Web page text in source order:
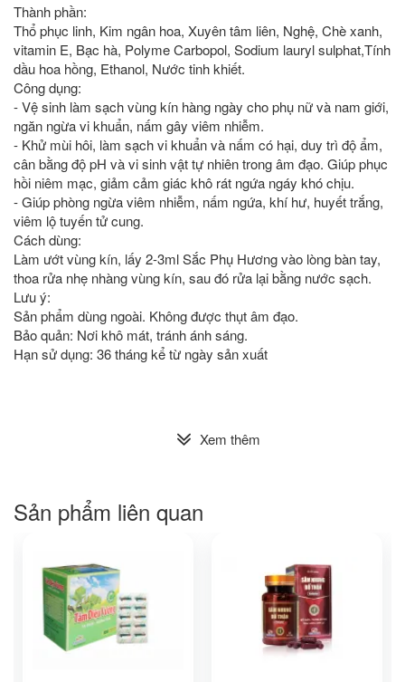
Thành phần:
Thổ phục linh, Kim ngân hoa, Xuyên tâm liên, Nghệ, Chè xanh,
vitamin E, Bạc hà, Polyme Carbopol, Sodium lauryl sulphat,Tính
dầu hoa hồng, Ethanol, Nước tinh khiết.
Công dụng:
- Vệ sinh làm sạch vùng kín hàng ngày cho phụ nữ và nam giới,
ngăn ngừa vi khuẩn, nấm gây viêm nhiễm.
- Khử mùi hôi, làm sạch vi khuẩn và nấm có hại, duy trì độ ẩm,
cân bằng độ pH và vi sinh vật tự nhiên trong âm đạo. Giúp phục
hồi niêm mạc, giảm cảm giác khô rát ngứa ngáy khó chịu.
- Giúp phòng ngừa viêm nhiễm, nấm ngứa, khí hư, huyết trắng,
viêm lộ tuyến tử cung.
Cách dùng:
Làm ướt vùng kín, lấy 2-3ml Sắc Phụ Hương vào lòng bàn tay,
thoa rửa nhẹ nhàng vùng kín, sau đó rửa lại bằng nước sạch.
Lưu ý:
Sản phẩm dùng ngoài. Không được thụt âm đạo.
Bảo quản: Nơi khô mát, tránh ánh sáng.
Hạn sử dụng: 36 tháng kể từ ngày sản xuất
Xem thêm
Sản phẩm liên quan